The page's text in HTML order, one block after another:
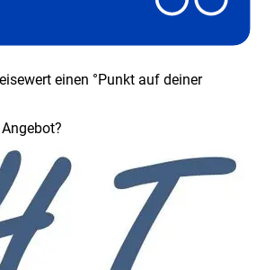
einen °Punkt auf deiner